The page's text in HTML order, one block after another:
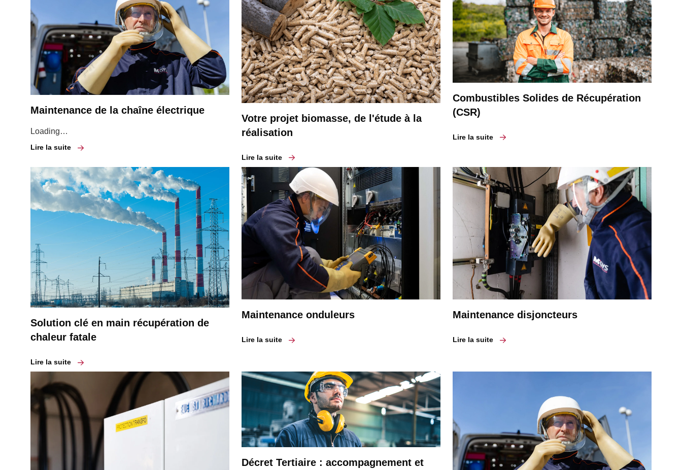
Maintenance de la chaîne électrique
Loading…
Lire la suite
Votre projet biomasse, de l'étude à la
réalisation
Lire la suite
Combustibles Solides de Récupération
(CSR)
Lire la suite
Solution clé en main récupération de
chaleur fatale
Lire la suite
Maintenance onduleurs
Lire la suite
Maintenance disjoncteurs
Lire la suite
Décret Tertiaire : accompagnement et